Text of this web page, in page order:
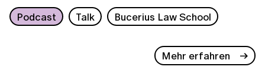
Podcast Talk Bucerius Law School
Mehr erfahren